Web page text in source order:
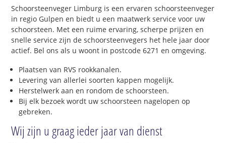
Schoorsteenveger Limburg is een ervaren schoorsteenveger
in regio Gulpen en biedt u een maatwerk service voor uw
schoorsteen. Met een ruime ervaring, scherpe prijzen en
snelle service zijn de schoorsteenvegers het hele jaar door
actief. Bel ons als u woont in postcode 6271 en omgeving.
Plaatsen van RVS rookkanalen.
Levering van allerlei soorten kappen mogelijk.
Herstelwerk aan en rondom de schoorsteen.
Bij elk bezoek wordt uw schoorsteen nagelopen op
gebreken.
Wij zijn u graag ieder jaar van dienst